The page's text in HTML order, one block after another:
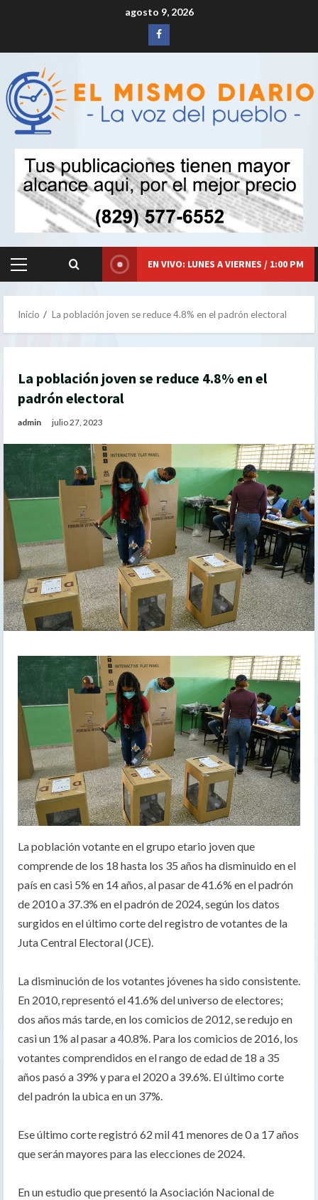
agosto 9, 2026
Siganos
en
Menú
EN VIVO: LUNES A VIERNES / 1:00 PM
Inicio La población joven se reduce 4.8% en el padrón electoral
La población joven se reduce 4.8% en el
padrón electoral
admin julio 27, 2023
La población votante en el grupo etario joven que
comprende de los 18 hasta los 35 años ha disminuido en el
país en casi 5% en 14 años, al pasar de 41.6% en el padrón
de 2010 a 37.3% en el padrón de 2024, según los datos
surgidos en el último corte del registro de votantes de la
Juta Central Electoral (JCE).
La disminución de los votantes jóvenes ha sido consistente.
En 2010, representó el 41.6% del universo de electores;
dos años más tarde, en los comicios de 2012, se redujo en
casi un 1% al pasar a 40.8%. Para los comicios de 2016, los
votantes comprendidos en el rango de edad de 18 a 35
años pasó a 39% y para el 2020 a 39.6%. El último corte
del padrón la ubica en un 37%.
Ese último corte registró 62 mil 41 menores de 0 a 17 años
que serán mayores para las elecciones de 2024.
En un estudio que presentó la Asociación Nacional de